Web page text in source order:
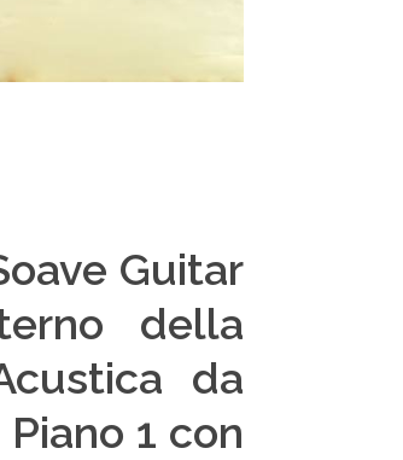
Guitar
della
da
1 con